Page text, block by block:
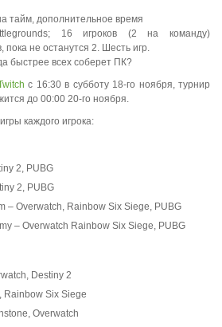
тайм, дополнительное время
16 игроков (2 на команду)
пока не останутся 2. Шесть игр.
быстрее всех соберет ПК?
с 16:30 в субботу 18-го ноября, турнир
до 00:00 20-го ноября.
каждого игрока:
2, PUBG
2, PUBG
– Overwatch, Rainbow Six Siege, PUBG
– Overwatch Rainbow Six Siege, PUBG
Destiny 2
Rainbow Six Siege
Overwatch